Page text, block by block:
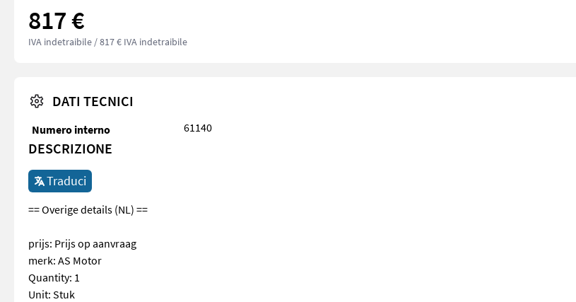
817 €
IVA indetraibile / 817 € IVA indetraibile
DATI TECNICI
Numero interno 61140
DESCRIZIONE
Traduci
== Overige details (NL) ==
prijs: Prijs op aanvraag
merk: AS Motor
Quantity: 1
Unit: Stuk